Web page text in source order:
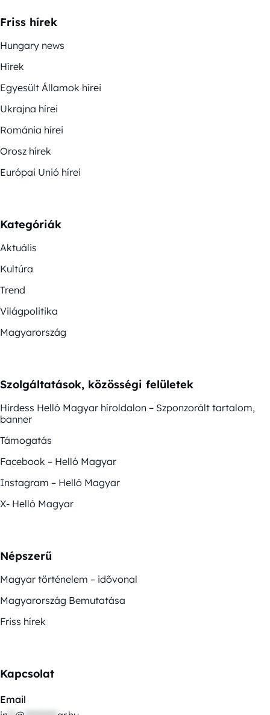
Friss hírek
Hungary news
Hírek
Egyesült Államok hírei
Ukrajna hírei
Románia hírei
Orosz hírek
Európai Unió hírei
Kategóriák
Aktuális
Kultúra
Trend
Világpolitika
Magyarország
Szolgáltatások, közösségi felületek
Hirdess Helló Magyar híroldalon – Szponzorált tartalom,
banner
Támogatás
Facebook – Helló Magyar
Instagram – Helló Magyar
X- Helló Magyar
Népszerű
Magyar történelem – idővonal
Magyarország Bemutatása
Friss hírek
Kapcsolat
Email